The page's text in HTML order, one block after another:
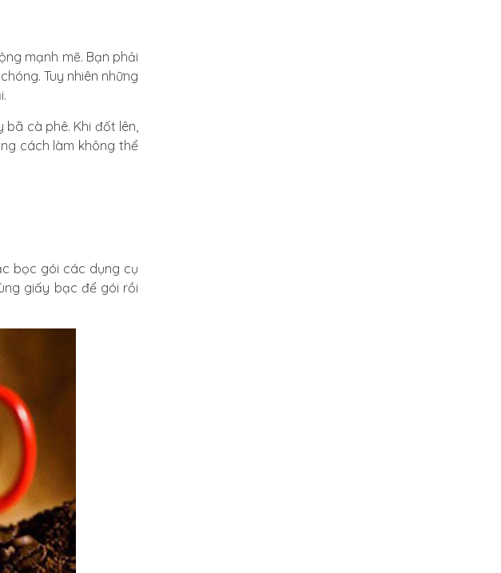
mạnh mẽ. Bạn phải
Tuy nhiên những
cà phê. Khi đốt lên,
cách làm không thể
bọc gói các dụng cụ
giấy bạc để gói rồi